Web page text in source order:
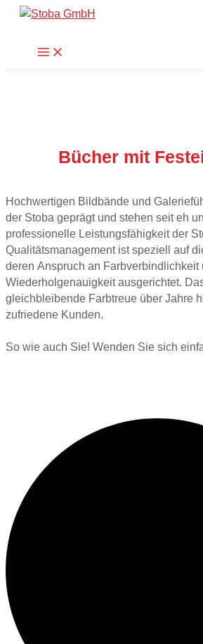
Zum
springenMain
Menu
Bücher mit
Hochwertigen Bildbände und
der Stoba geprägt und stehen seit eh
professionelle Leistungsfähigkeit der
Qualitätsmanagement ist speziell auf
deren Anspruch an Farbverbindlichkeit
Wiederholgenauigkeit ausgerichtet.
gleichbleibende Farbtreue über Jahre
zufriedene Kunden.
So wie auch Sie! Wenden Sie sich